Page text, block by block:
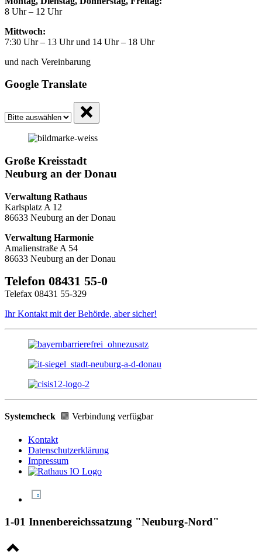
8 Uhr – 12 Uhr
Mittwoch:
7:30 Uhr – 13 Uhr und 14 Uhr – 18 Uhr
und nach Vereinbarung
Google Translate
Große Kreisstadt
Neuburg an der Donau
Verwaltung Rathaus
Karlsplatz A 12
86633 Neuburg an der Donau
Verwaltung Harmonie
Amalienstraße A 54
86633 Neuburg an der Donau
Telefon 08431 55-0
Telefax 08431 55-329
Ihr Kontakt mit der Behörde, aber sicher!
Systemcheck 🟩 Verbindung verfügbar
Kontakt
Datenschutzerklärung
Impressum
1-01 Innenbereichssatzung "Neuburg-Nord"